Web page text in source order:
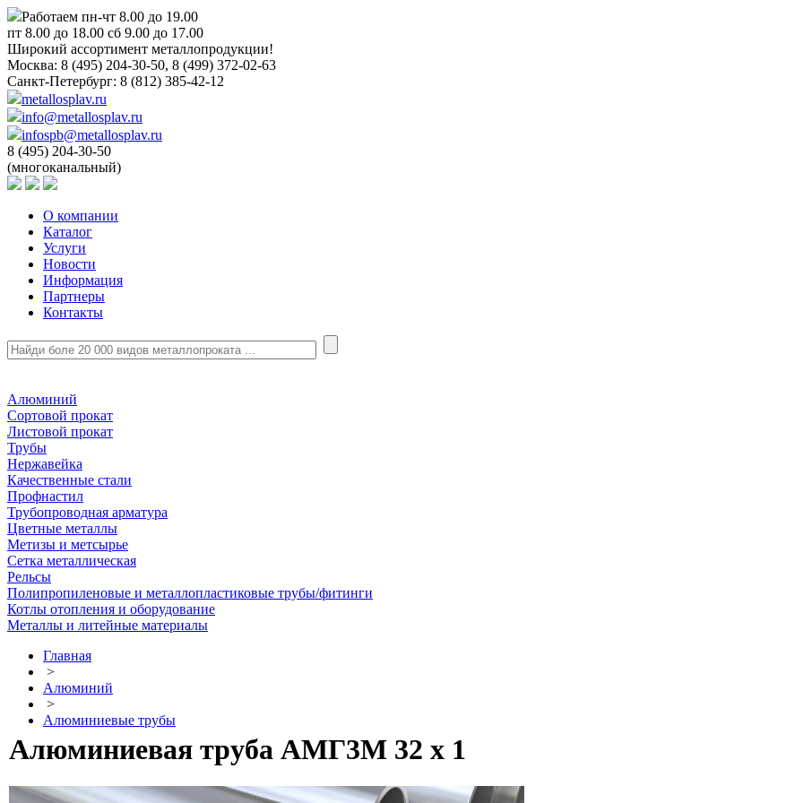
Работаем пн-чт 8.00 до 19.00
пт 8.00 до 18.00 сб 9.00 до 17.00
Широкий ассортимент металлопродукции!
Москва: 8 (495) 204-30-50, 8 (499) 372-02-63
Санкт-Петербург: 8 (812) 385-42-12
metallosplav.ru
info@metallosplav.ru
infospb@metallosplav.ru
8 (495) 204-30-50
(многоканальный)
О компании
Каталог
Услуги
Новости
Информация
Партнеры
Контакты
Алюминий
Сортовой прокат
Листовой прокат
Трубы
Нержавейка
Качественные стали
Профнастил
Трубопроводная арматура
Цветные металлы
Метизы и метсырье
Сетка металлическая
Рельсы
Полипропиленовые и металлопластиковые трубы/фитинги
Котлы отопления и оборудование
Металлы и литейные материалы
Главная
>
Алюминий
>
Алюминиевые трубы
Алюминиевая труба АМГ3М 32 х 1